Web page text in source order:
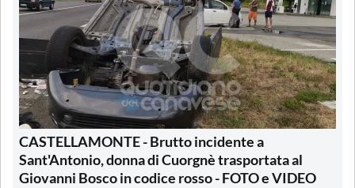
CASTELLAMONTE - Brutto incidente a
Sant'Antonio, donna di Cuorgnè trasportata al
Giovanni Bosco in codice rosso - FOTO e VIDEO